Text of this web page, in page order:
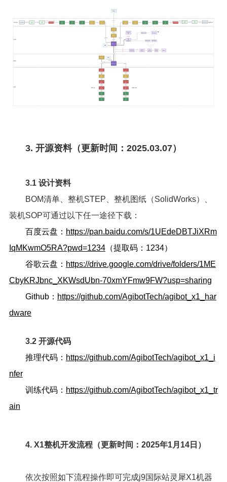
3. 开源资料（更新时间：2025.03.07）
3.1 设计资料
BOM清单、整机STEP、整机图纸（SolidWorks）、
装机SOP可通过以下任一途径下载：
百度云盘： https://pan.baidu.com/s/1UEdeDBTJiXRm
IqMKwmO5RA?pwd=1234（提取码：1234）
谷歌云盘： https://drive.google.com/drive/folders/1ME
CbyKRJbnc_XKWsdUbn-70xmYFmw9FW?usp=sharing
Github： https://github.com/AgibotTech/agibot_x1_har
dware
3.2 开源代码
推理代码： https://github.com/AgibotTech/agibot_x1_i
nfer
训练代码： https://github.com/AgibotTech/agibot_x1_tr
ain
4. X1整机开发流程（更新时间：2025年1月14日）
依次按照如下流程操作即可完成j9国际站灵犀X1机器